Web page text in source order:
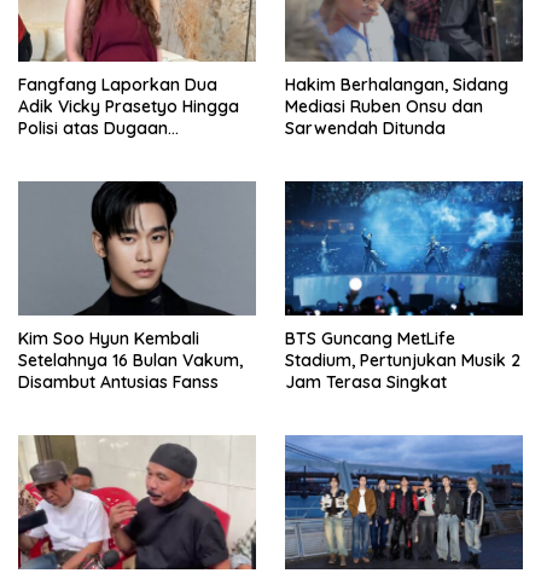
Fangfang Laporkan Dua
Adik Vicky Prasetyo Hingga
Polisi atas Dugaan
Hakim Berhalangan, Sidang
Mediasi Ruben Onsu dan
Sarwendah Ditunda
Kim Soo Hyun Kembali
Setelahnya 16 Bulan Vakum,
Disambut Antusias Fanss
BTS Guncang MetLife
Stadium, Pertunjukan Musik 2
Jam Terasa Singkat